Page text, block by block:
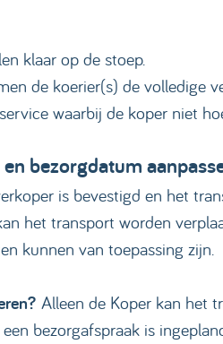
klaar op de stoep.
de koerier(s) de volledige
waarbij de koper niet
bezorgdatum
is bevestigd en het
het transport worden
kunnen van toepassing zijn.
Alleen de Koper kan het
bezorgafspraak is